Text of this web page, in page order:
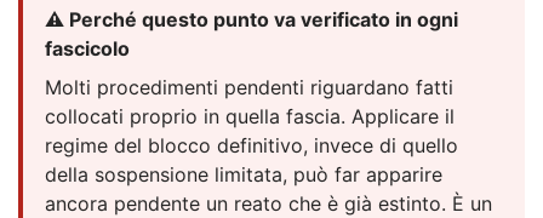
⚠️ Perché questo punto va verificato in ogni
fascicolo
Molti procedimenti pendenti riguardano fatti
collocati proprio in quella fascia. Applicare il
regime del blocco definitivo, invece di quello
della sospensione limitata, può far apparire
ancora pendente un reato che è già estinto. È un